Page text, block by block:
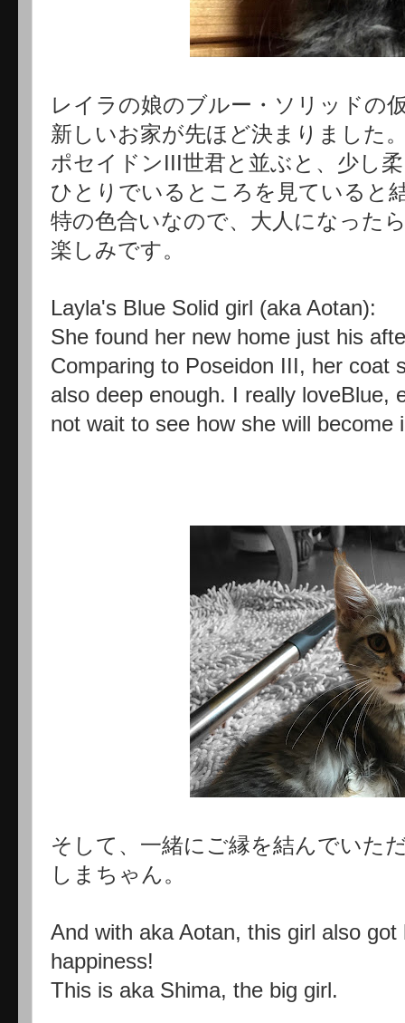
レイラの娘のブルー・ソリッドの
新しいお家が先ほど決まりました
ポセイドンIII世君と並ぶと、少し
ひとりでいるところを見ていると
特の色合いなので、大人になった
楽しみです。
Layla's Blue Solid girl (aka Aotan):
She found her new home just his
Comparing to Poseidon III, her coat
also deep enough. I really loveBlue,
not wait to see how she will become
そして、一緒にご縁を結んでいた
しまちゃん。
And with aka Aotan, this girl also
happiness!
This is aka Shima, the big girl.